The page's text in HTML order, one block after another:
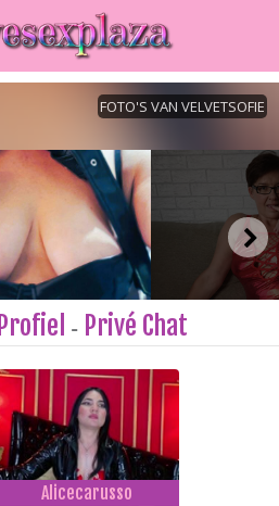
Profiel - Privé Chat
Alicecarusso